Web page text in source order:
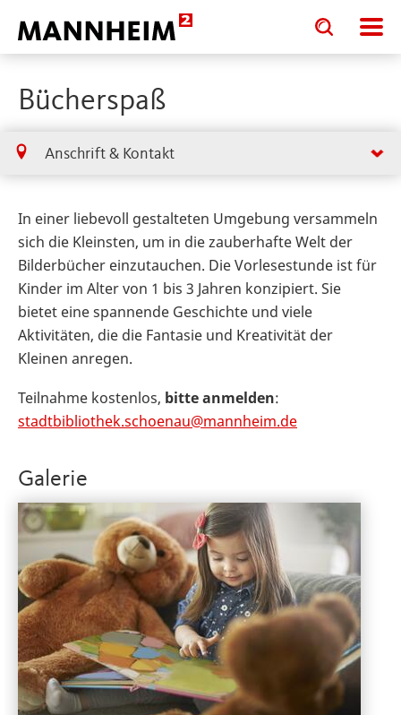
Toggle
search
input
Toggle
search
input
Bücherspaß
Anschrift & Kontakt
In einer liebevoll gestalteten Umgebung versammeln
sich die Kleinsten, um in die zauberhafte Welt der
Bilderbücher einzutauchen. Die Vorlesestunde ist für
Kinder im Alter von 1 bis 3 Jahren konzipiert. Sie
bietet eine spannende Geschichte und viele
Aktivitäten, die die Fantasie und Kreativität der
Kleinen anregen.
Teilnahme kostenlos, bitte anmelden:
stadtbibliothek.schoenau@mannheim.de
Galerie